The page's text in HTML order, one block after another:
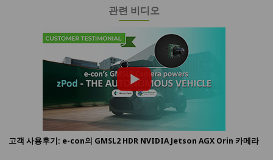
관련 비디오
고객 사용후기: e-con의 GMSL2 HDR NVIDIA Jetson AGX Orin 카메라